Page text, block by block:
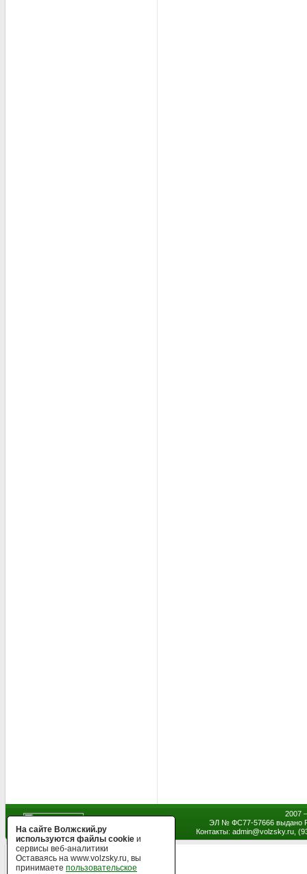
2007
ЭЛ № ФС77-57666 выдано
Контакты: admin@volzsky.ru,
На сайте Волжский.ру
используются файлы cookie и
сервисы веб-аналитики
Оставаясь на www.volzsky.ru, вы
принимаете пользовательское